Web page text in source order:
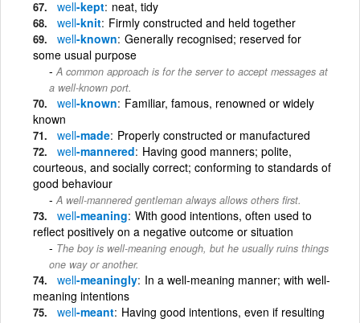
well-kept neat, tidy
well-knit Firmly constructed and held together
well-known Generally recognised; reserved for
some usual purpose
A common approach is for the server to accept messages at
a well-known port.
well-known Familiar, famous, renowned or widely
known
well-made Properly constructed or manufactured
well-mannered Having good manners; polite,
courteous, and socially correct; conforming to standards of
good behaviour
A well-mannered gentleman always allows others first.
well-meaning With good intentions, often used to
reflect positively on a negative outcome or situation
The boy is well-meaning enough, but he usually ruins things
one way or another.
well-meaningly In a well-meaning manner; with well-
meaning intentions
well-meant Having good intentions, even if resulting